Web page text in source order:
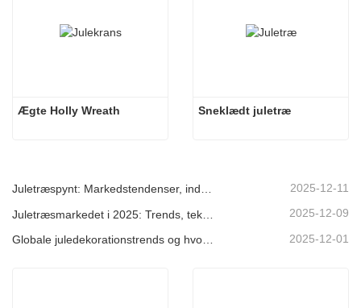
Ægte Holly Wreath Sneklædt juletræ
Juletræspynt: Markedstendenser, indsigt i forsyningskæden og indkøbsguide 2025 2025-12-11
2025-12-09
2025-12-01